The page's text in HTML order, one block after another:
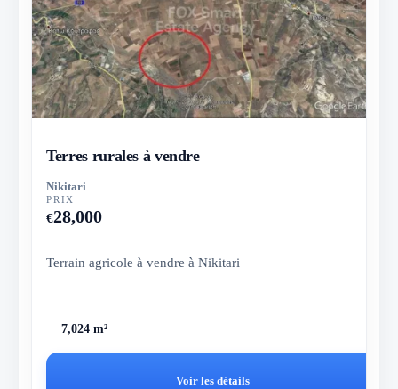
Terres rurales à vendre
Nikitari
PRIX
€28,000
Terrain agricole à vendre à Nikitari
7,024 m²
Voir les détails